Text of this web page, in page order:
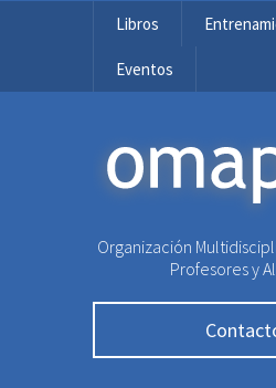
Libros
Eventos
OMAPA
Organización
Profesores y